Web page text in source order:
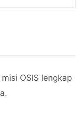
OSIS lengkap